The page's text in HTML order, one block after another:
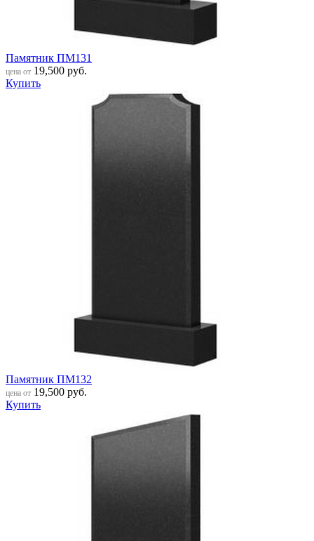
Памятник ПМ131
цена от 19,500 руб.
Купить
Памятник ПМ132
цена от 19,500 руб.
Купить